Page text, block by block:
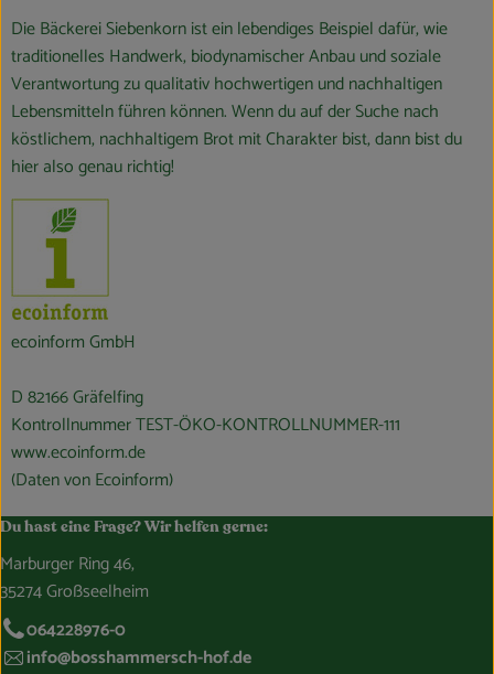
Die Bäckerei Siebenkorn ist ein lebendiges Beispiel dafür, wie
traditionelles Handwerk, biodynamischer Anbau und soziale
Verantwortung zu qualitativ hochwertigen und nachhaltigen
Lebensmitteln führen können. Wenn du auf der Suche nach
köstlichem, nachhaltigem Brot mit Charakter bist, dann bist du
hier also genau richtig!
ecoinform GmbH
D 82166 Gräfelfing
Kontrollnummer TEST-ÖKO-KONTROLLNUMMER-111
www.ecoinform.de
(Daten von Ecoinform)
Du hast eine Frage? Wir helfen gerne:
Marburger Ring 46,
35274 Großseelheim
064228976-0
info@bosshammersch-hof.de